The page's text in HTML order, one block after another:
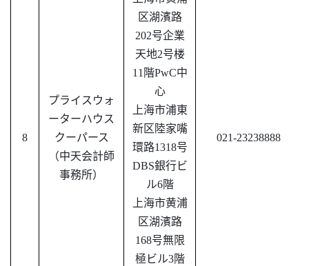
8
プライスウォ
ーターハウス
クーパース
（中天会計師
事務所）
区湖濱路
202号企業
天地2号楼
11階PwC中
心
上海市浦東
新区陸家嘴
環路1318号
DBS銀行ビ
ル6階
上海市黄浦
区湖濱路
168号無限
極ビル3階
021-23238888